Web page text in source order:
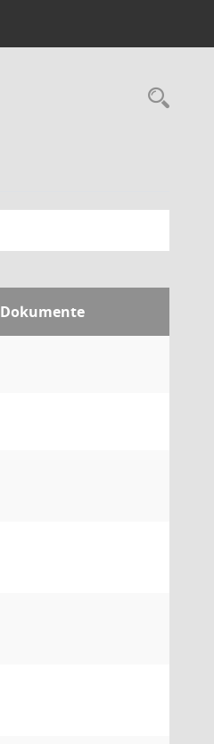
Dokumente